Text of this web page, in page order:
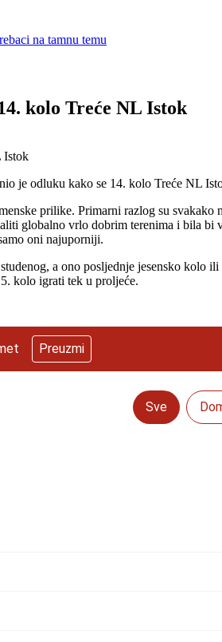
na tamnu temu
kolo Treće NL Istok
je odluku kako se 14. kolo Treće NL
prilike. Primarni razlog su
globalno vrlo dobrim terenima i bila
oni najuporniji.
a ono posljednje jesensko
kolo igrati tek u proljeće.